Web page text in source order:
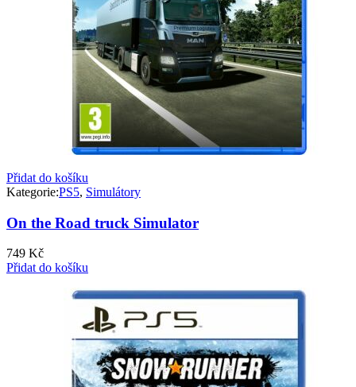
Přidat do košíku
Kategorie:PS5, Simulátory
On the Road truck Simulator
749 Kč
Přidat do košíku